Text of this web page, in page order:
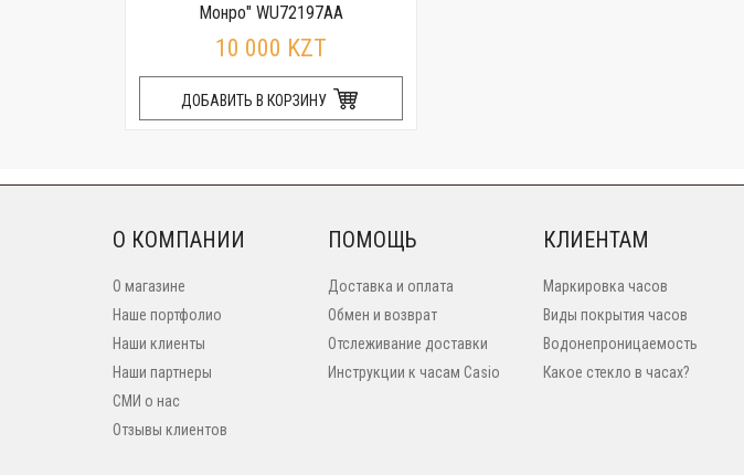
Монро" WU72197AA
10 000 KZT
ДОБАВИТЬ В КОРЗИНУ
О КОМПАНИИ
О магазине
Наше портфолио
Наши клиенты
Наши партнеры
СМИ о нас
Отзывы клиентов
ПОМОЩЬ
Доставка и оплата
Обмен и возврат
Отслеживание доставки
Инструкции к часам Casio
КЛИЕНТАМ
Маркировка часов
Виды покрытия часов
Водонепроницаемость
Какое стекло в часах?